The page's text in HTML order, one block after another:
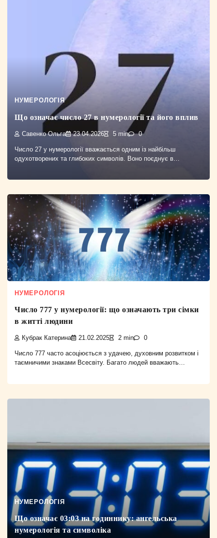
НУМЕРОЛОГІЯ
Що означає число 27 в нумерології та його вплив
Савенко Ольга 23.04.2026 5 min 0
Число 27 у нумерології вважається одним із найбільш
одухотворених та глибоких символів. Воно поєднує в…
НУМЕРОЛОГІЯ
Число 777 у нумерології: що означають три сімки
в житті людини
Кубрак Катерина 21.02.2025 2 min 0
Число 777 часто асоціюється з удачею, духовним розвитком і
таємничими знаками Всесвіту. Багато людей вважають…
НУМЕРОЛОГІЯ
Що означає 03:03 на годиннику: ангельська
нумерологія та символіка